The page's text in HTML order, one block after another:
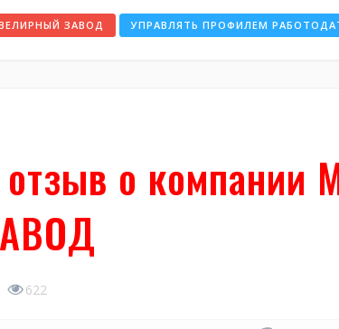
ЗАВОД УПРАВЛЯТЬ ПРОФИЛЕМ
отзыв о
622